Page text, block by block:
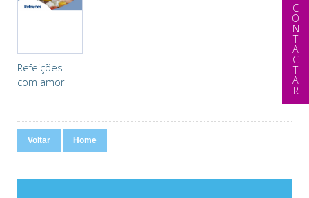
Refeições
com amor
Voltar Home
CONTACTAR